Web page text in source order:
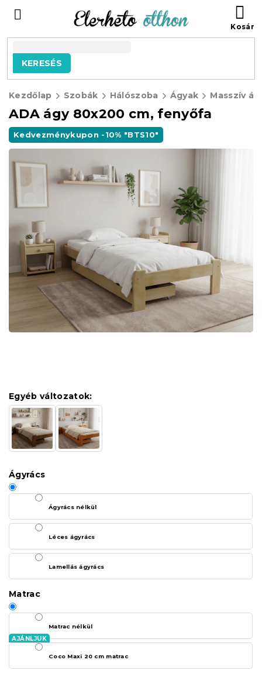
tartalomhoz
KERESÉS
Kezdőlap Szobák Hálószoba Ágyak Masszív
ADA ágy 80x200 cm, fenyőfa
Kedvezménykupon -10% "BTS10"
Egyéb változatok:
Ágyrács
Ágyrács nélkül
Léces ágyrács
Lamellás ágyrács
Matrac
Matrac nélkül
Coco Maxi 20 cm matrac